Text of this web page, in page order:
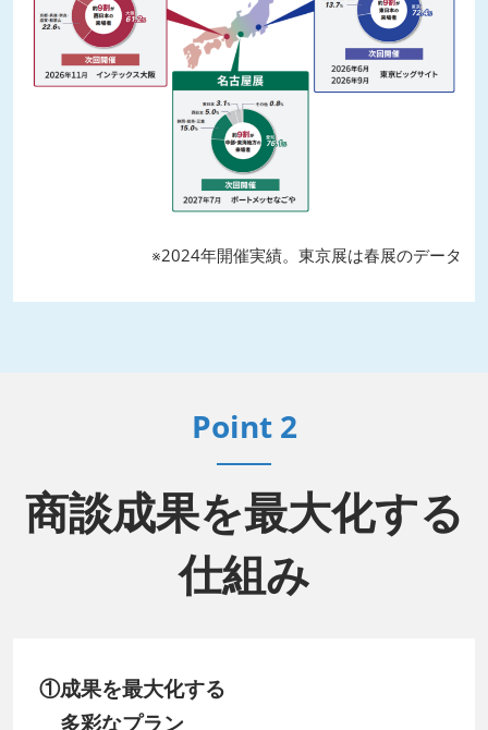
※2024年開催実績。東京展は春展のデータ
Point 2
商談成果を最大化する
仕組み
①成果を最大化する
多彩なプラン